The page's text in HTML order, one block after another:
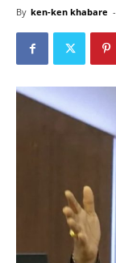
By ken-ken khabare -